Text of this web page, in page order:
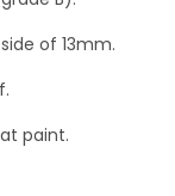
of 13mm.
paint.